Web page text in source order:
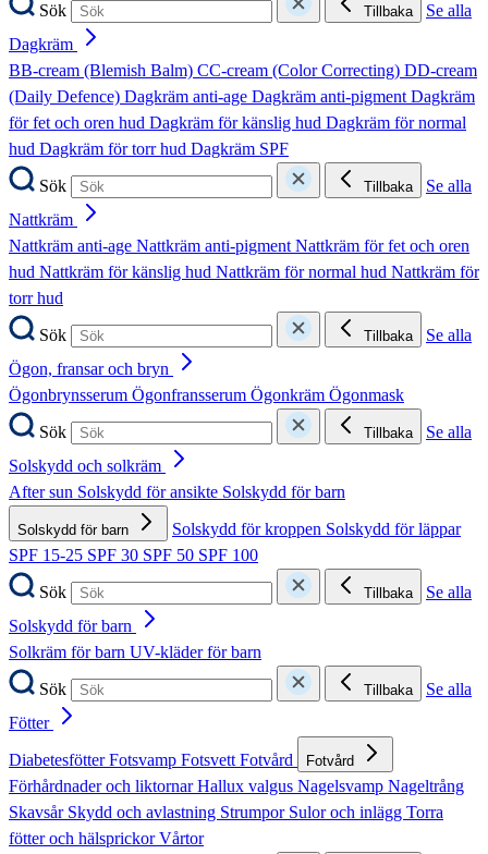
Sök
Tillbaka
Se alla
Dagkräm
BB-cream (Blemish Balm) CC-cream (Color Correcting) DD-cream
(Daily Defence) Dagkräm anti-age Dagkräm anti-pigmentDagkräm
för fet och oren hud Dagkräm för känslig hud Dagkräm för normal
hud Dagkräm för torr hud Dagkräm SPF
Sök
Tillbaka
Se alla
Nattkräm
Nattkräm anti-age Nattkräm anti-pigmentNattkräm för fet och oren
hud Nattkräm för känslig hud Nattkräm för normal hud Nattkräm för
torr hud
Sök
Tillbaka
Se alla
Ögon, fransar och bryn
Ögonbrynsserum Ögonfransserum Ögonkräm Ögonmask
Sök
Tillbaka
Se alla
Solskydd och solkräm
After sun Solskydd för ansikte Solskydd för barn
Solskydd för barn Solskydd för kroppen Solskydd för läppar
SPF 15-25 SPF 30 SPF 50 SPF 100
Sök
Tillbaka
Se alla
Solskydd för barn
Solkräm för barn UV-kläder för barn
Sök
Tillbaka
Se alla
Fötter
DiabetesfötterFotsvamp FotsvettFotvård Fotvård
Förhårdnader och liktornarHallux valgus Nagelsvamp Nageltrång
Skavsår Skydd och avlastning Strumpor Sulor och inlägg Torra
fötter och hälsprickorVårtor